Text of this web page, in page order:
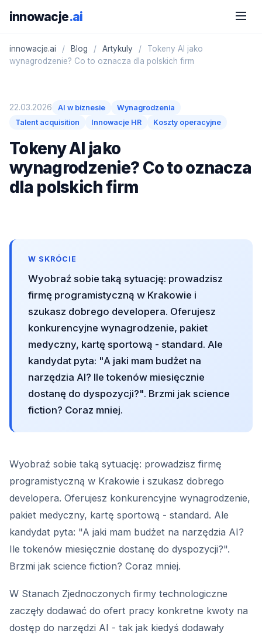
innowacje.ai
innowacje.ai / Blog / Artykuly /
Tokeny AI jako
wynagrodzenie? Co to oznacza dla polskich firm
22.03.2026 AI w biznesie
Wynagrodzenia
Talent acquisition
Innowacje HR Koszty operacyjne
Tokeny AI jako
wynagrodzenie? Co to oznacza
dla polskich firm
W SKRÓCIE
Wyobraź sobie taką sytuację: prowadzisz
firmę programistyczną w Krakowie i
szukasz dobrego developera. Oferujesz
konkurencyjne wynagrodzenie, pakiet
medyczny, kartę sportową - standard. Ale
kandydat pyta: "A jaki mam budżet na
narzędzia AI? Ile tokenów miesięcznie
dostanę do dyspozycji?". Brzmi jak science
fiction? Coraz mniej.
Wyobraź sobie taką sytuację: prowadzisz firmę
programistyczną w Krakowie i szukasz dobrego
developera. Oferujesz konkurencyjne wynagrodzenie,
pakiet medyczny, kartę sportową - standard. Ale
kandydat pyta: "A jaki mam budżet na narzędzia AI?
Ile tokenów miesięcznie dostanę do dyspozycji?".
Brzmi jak science fiction? Coraz mniej.
W Stanach Zjednoczonych firmy technologiczne
zaczęły dodawać do ofert pracy konkretne kwoty na
dostęp do narzędzi AI - tak jak kiedyś dodawały